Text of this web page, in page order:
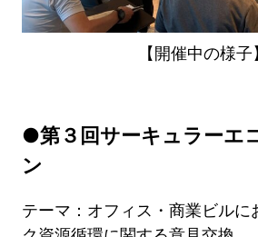
【開催中の様子】
●第３回サーキュラーエ
ン
テーマ：オフィス・商業ビルに